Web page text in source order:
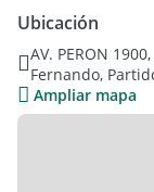
TREN, A CUADRAS
CUADRAS DE LA
EXELENTE
BAJAS EXPENSAS
IDEAL INVERSOR
Ubicación
AV. PERON
Fernando,
Ampliar mapa